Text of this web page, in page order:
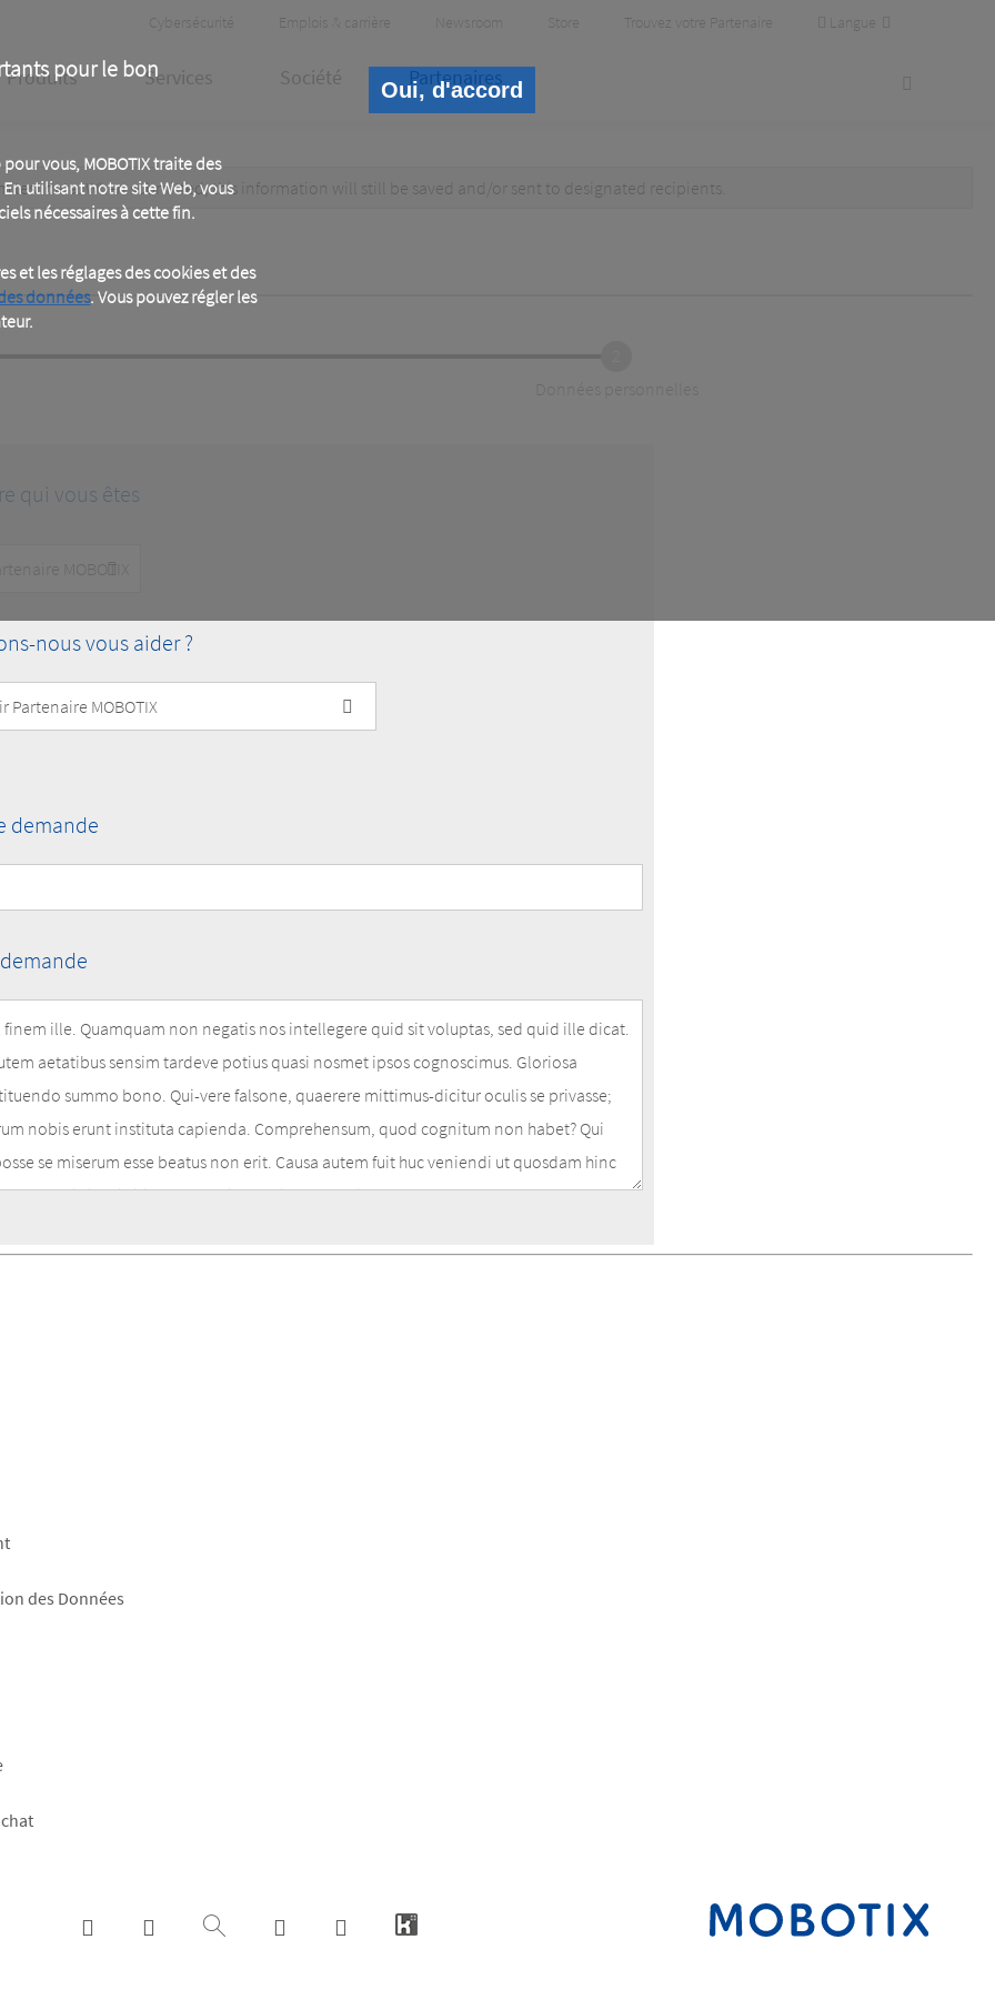
pour le bon
vous, MOBOTIX traite des
utilisant notre site Web, vous
nécessaires à cette fin.
et les réglages des cookies et des
données. Vous pouvez régler les
Oui, d'accord
Header
Meta
Cybersécurité Emplois & carrière Newsroom Store Trouvez votre Partenaire Langue
Produits Services Société Partenaires
test data. When submitted, this information will still be saved and/or sent to designated recipients
qui vous êtes
nous vous aider ?
demande
des Données